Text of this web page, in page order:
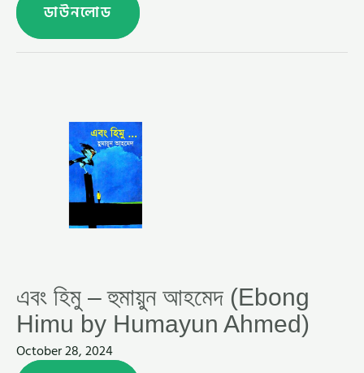
ডাউনলোড
এবং হিমু – হুমায়ুন আহমেদ (Ebong
Himu by Humayun Ahmed)
October 28, 2024
হুমায়ুন
আহমেদ
(EBONG
HIMU
HUMAYUN
AHMED)